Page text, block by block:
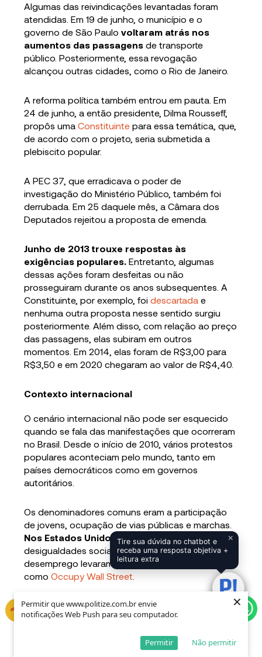
Permitir que www.politize.com.br envie
notificações Web Push para seu computador.
Não permitir
Permitir
×
Permitir que www.politize.com.br envie
notificações Web Push para seu computador.
Não permitir
Permitir
×
Algumas das reivindicações levantadas foram
atendidas. Em 19 de junho, o município e o
governo de São Paulovoltaram atrás nos
aumentos das passagens de transporte
público. Posteriormente, essa revogação
alcançou outras cidades, como o Rio de Janeiro.
A reforma política também entrou em pauta. Em
24 de junho, a então presidente, Dilma Rousseff,
propôs umaConstituinte para essa temática, que,
de acordo com o projeto, seria submetida a
plebiscito popular.
A PEC 37, que erradicava o poder de
investigação do Ministério Público, também foi
derrubada. Em 25 daquele mês, a Câmara dos
Deputados rejeitou a proposta de emenda.
Junho de 2013 trouxe respostas às
exigências populares. Entretanto, algumas
dessas ações foram desfeitas ou não
prosseguiram durante os anos subsequentes. A
Constituinte, por exemplo, foidescartada e
nenhuma outra proposta nesse sentido surgiu
posteriormente. Além disso, com relação ao preço
das passagens, elas subiram em outros
momentos. Em 2014, elas foram de R$3,00 para
R$3,50 e em 2020 chegaram ao valor de R$4,40.
Contexto internacional
O cenário internacional não pode ser esquecido
quando se fala das manifestações que ocorreram
no Brasil. Desde o início de 2010, vários protestos
populares aconteciam pelo mundo, tanto em
países democráticos como em governos
autoritários.
Os denominadores comuns eram a participação
de jovens, ocupação de vias públicas e marchas.
Nos Estados Unidos,a insatisfação com as
desigualdades sociais e a queda da renda e o
desemprego levaram ao movimento conhecido
comoOccupy Wall Street
No Oriente Médio, as manifestações que
causaram aPrimavera Árabe, tomaram países
e reivindicavam mais liberdade e modelos de
Tire sua dúvida no chatbot e
receba uma resposta objetiva +
leitura extra
×